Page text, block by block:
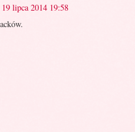
19 lipca 2014 19:58